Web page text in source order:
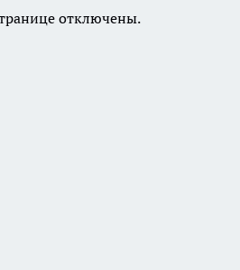
отключены.